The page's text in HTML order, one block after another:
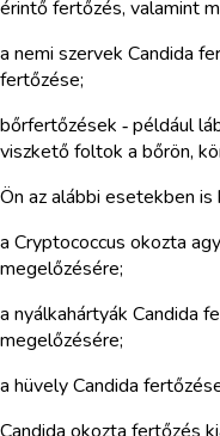
érintő fertőzés, valamint
a nemi szervek Candida
fertőzése;
bőrfertőzések ‑ például
viszkető foltok a bőrön,
Ön az alábbi esetekben is
a Cryptococcus okozta
megelőzésére;
a nyálkahártyák Candida
megelőzésére;
a hüvely Candida
Candida okozta fertőzés